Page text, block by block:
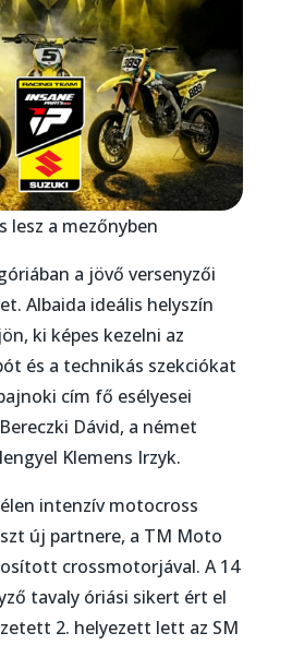
lesz a mezőnyben
a jövő versenyzői
Albaida ideális helyszín
ki képes kezelni az
és a technikás szekciókat
cím fő esélyesei
Dávid, a német
Klemens Irzyk.
intenzív motocross
új partnere, a TM Moto
crossmotorjával. A 14
tavaly óriási sikert ért el
2. helyezett lett az SM